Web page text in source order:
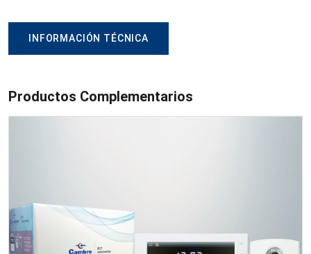
INFORMACIÓN TÉCNICA
Productos Complementarios